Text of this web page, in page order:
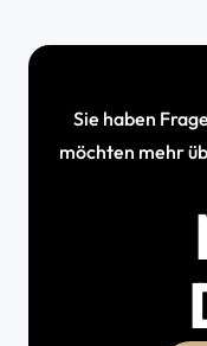
Sie haben
möchten mehr